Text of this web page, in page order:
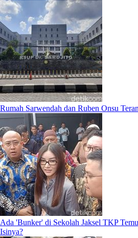
Rumah Sarwendah dan Ruben Onsu
Ada 'Bunker' di Sekolah Jaksel TKP
Isinya?